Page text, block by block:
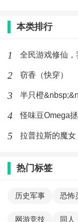
本类排行
1 全民游戏修仙
2 窃香（快穿）
3 半只橙
4 怪味豆Omega
5 拉普拉斯的魔女
热门标签
历史军事 恐怖
网游竞技 同人